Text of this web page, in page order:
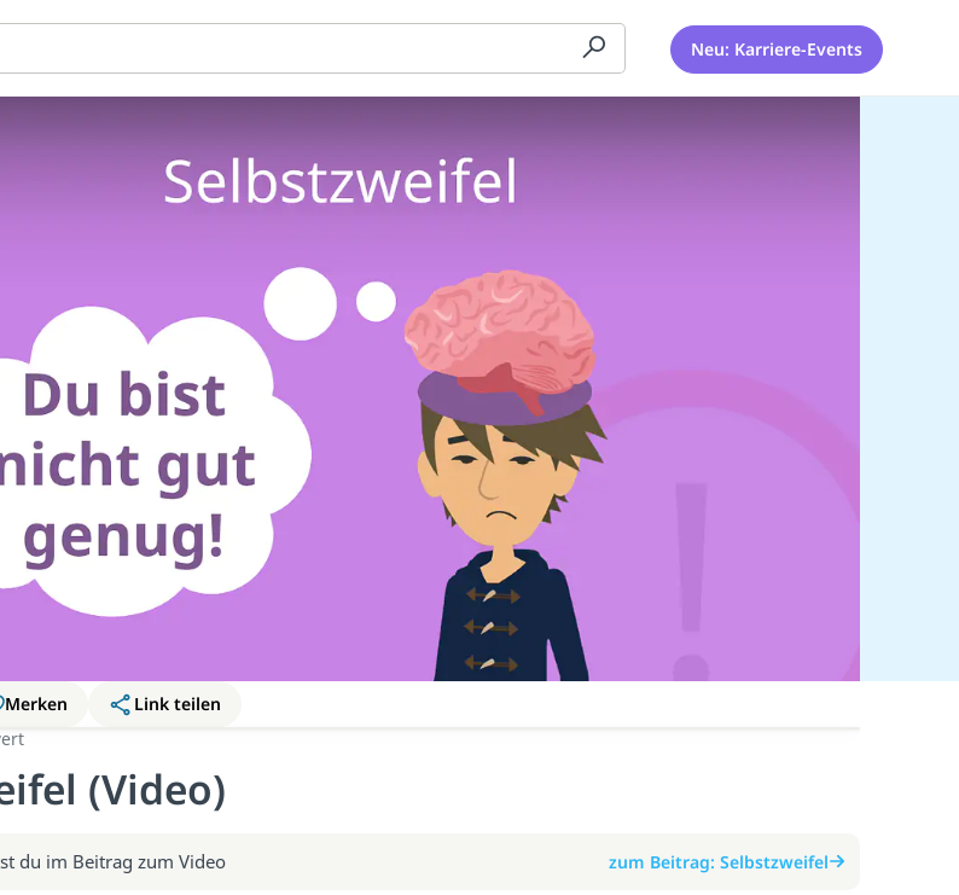
Neu: Karriere-Events
Merken
Link teilen
(Video)
du im Beitrag zum Video zum Beitrag: Selbstzweifel